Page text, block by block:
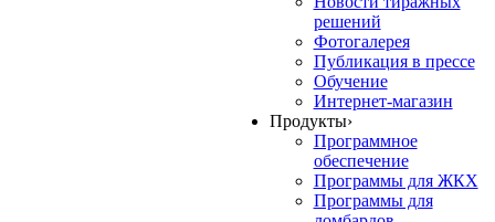
решений
Фотогалерея
Публикация в прессе
Обучение
Интернет-магазин
Продукты›
Программное
обеспечение
Программы для ЖКХ
Программы для